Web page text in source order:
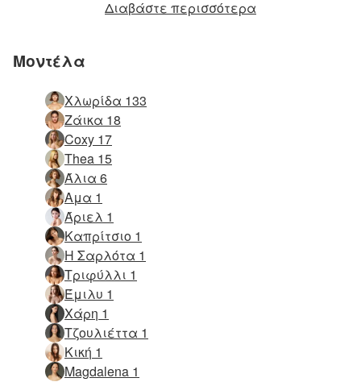
Διαβάστε περισσότερα
Μοντέλα
Χλωρίδα 133
Ζάικα 18
Coxy 17
Thea 15
Άλια 6
Αμα 1
Άριελ 1
Καπρίτσιο 1
Η Σαρλότα 1
Τριφύλλι 1
Έμιλυ 1
Χάρη 1
Τζουλιέττα 1
Κική 1
Magdalena 1